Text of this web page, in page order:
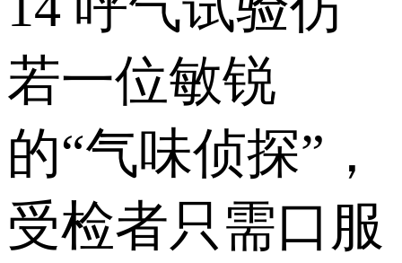
若一位敏锐
的“气味侦探”，
受检者只需口服